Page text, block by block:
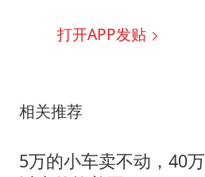
打开APP发贴
相关推荐
5万的小车卖不动，40万